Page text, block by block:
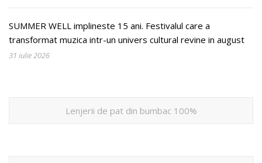
SUMMER WELL implineste 15 ani. Festivalul care a
transformat muzica intr-un univers cultural revine in august
31 iulie 2026
Lenjerii de pat din bumbac 100%